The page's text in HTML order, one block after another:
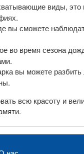
виды,
вы сможете
во время сезона
вы можете
всю красоту и